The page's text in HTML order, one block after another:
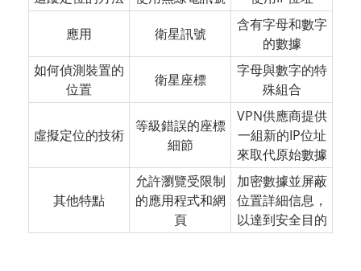
應用 衛星訊號
含有字母和數字
的數據
如何偵測裝置的
位置
衛星座標
字母與數字的特
殊組合
虛擬定位的技術
等級錯誤的座標
細節
VPN供應商提供
一組新的IP位址
來取代原始數據
其他特點
允許瀏覽受限制
的應用程式和網
頁
加密數據並屏蔽
位置詳細信息，
以達到安全目的